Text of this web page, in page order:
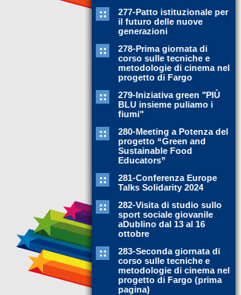
277-Patto istituzionale per
il futuro delle nuove
generazioni
278-Prima giornata di
corso sulle tecniche e
metodologie di cinema nel
progetto di Fargo
279-Iniziativa green "PIÙ
BLU insieme puliamo i
fiumi"
280-Meeting a Potenza del
progetto “Green and
Sustainable Food
Educators”
281-Conferenza Europe
Talks Solidarity 2024
282-Visita di studio sullo
sport sociale giovanile
aDublino dal 13 al 16
ottobre
283-Seconda giornata di
corso sulle tecniche e
metodologie di cinema nel
progetto di Fargo (prima
pagina)